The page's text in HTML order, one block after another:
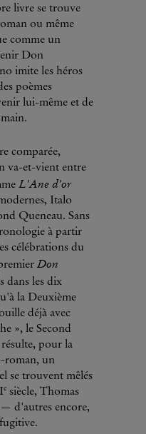
livre se trouve
ou même
comme un
Don
imite les héros
poèmes
lui-même et de
comparée,
va-et-vient entre
L'Ane d'or
Italo
Queneau. Sans
à partir
célébrations du
Don
dans les dix
la Deuxième
déjà avec
», le Second
pour la
roman, un
se trouvent mêlés
e siècle, Thomas
— d'autres encore,